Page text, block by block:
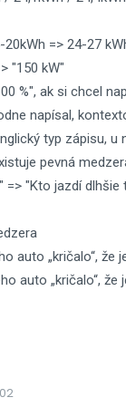
=> 24-27
"150 kW"
%", ak si chcel
napísal,
typ zápisu,
pevná
"Kto jazdí dlhšie
auto „kričalo“, že
auto „kričalo“, že